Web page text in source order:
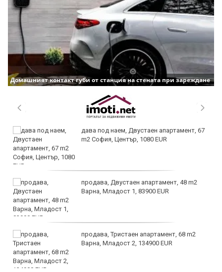
Домашният контакт губи от станция на стената при зареждане
дава под наем, Двустаен апартамент, 67
m2 София, Център, 1080 EUR
продава, Двустаен апартамент, 48 m2
Варна, Младост 1, 83900 EUR
продава, Тристаен апартамент, 68 m2
Варна, Младост 2, 134900 EUR